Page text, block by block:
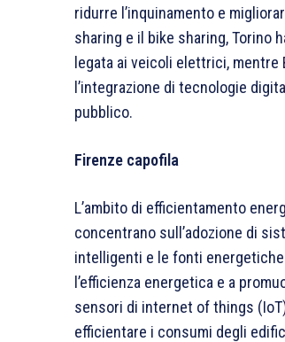
ridurre l’inquinamento e
sharing e il bike sharing, Torino
legata ai veicoli elettrici,
l’integrazione di tecnologie
pubblico.
Firenze capofila
L’ambito di efficientamento
concentrano sull’adozione di
intelligenti e le fonti energetiche
l’efficienza energetica e a
sensori di internet of things
efficientare i consumi degli